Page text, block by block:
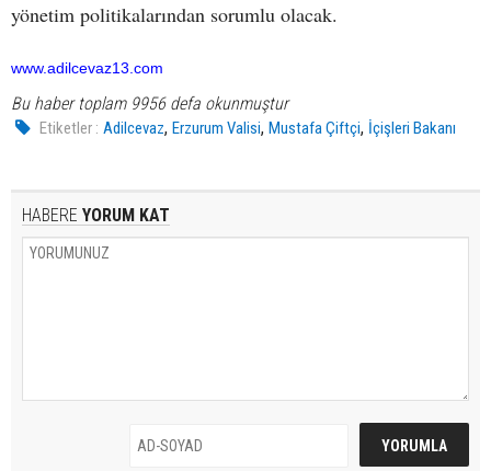
yönetim politikalarından sorumlu olacak.
www.adilcevaz13.com
Bu haber toplam 9956 defa okunmuştur
Etiketler : Adilcevaz,Erzurum Valisi,Mustafa Çiftçi, İçişleri Bakanı
HABERE YORUM KAT